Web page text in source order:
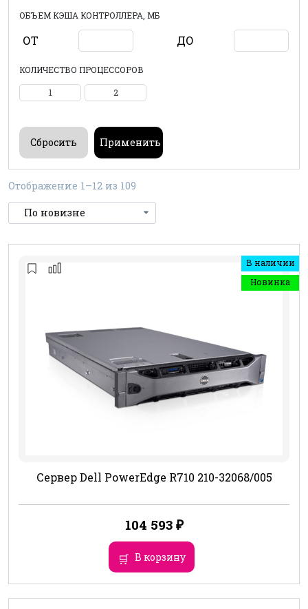
ОБЪЕМ КЭША КОНТРОЛЛЕРА, МБ
ОТ ДО
КОЛИЧЕСТВО ПРОЦЕССОРОВ
1 2
Отображение 1–12 из 109
В наличии
Новинка
Сервер Dell PowerEdge R710 210-32068/005
104 593 ₽
В корзину